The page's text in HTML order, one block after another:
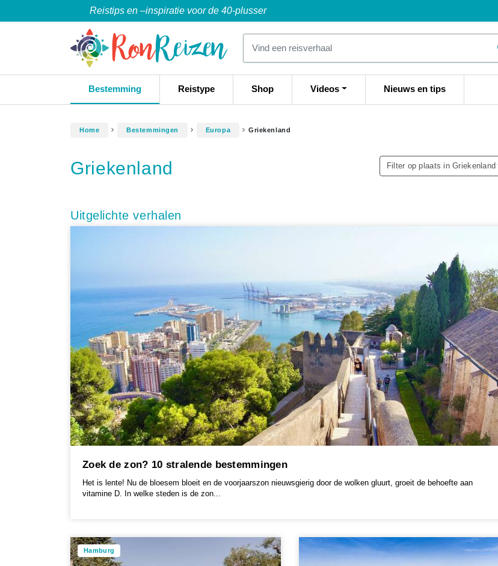
Reistips en –inspiratie voor de 40-plusser
Bestemming Reistype Shop Videos Nieuws en tips
Home Bestemmingen Europa Griekenland
Griekenland Filter op plaats in Griekenland
Uitgelichte verhalen
Zoek de zon? 10 stralende bestemmingen
Het is lente! Nu de bloesem bloeit en de voorjaarszon nieuwsgierig door de wolken gluurt, groeit de behoefte aan
vitamine D. In welke steden is de zon...
Hamburg